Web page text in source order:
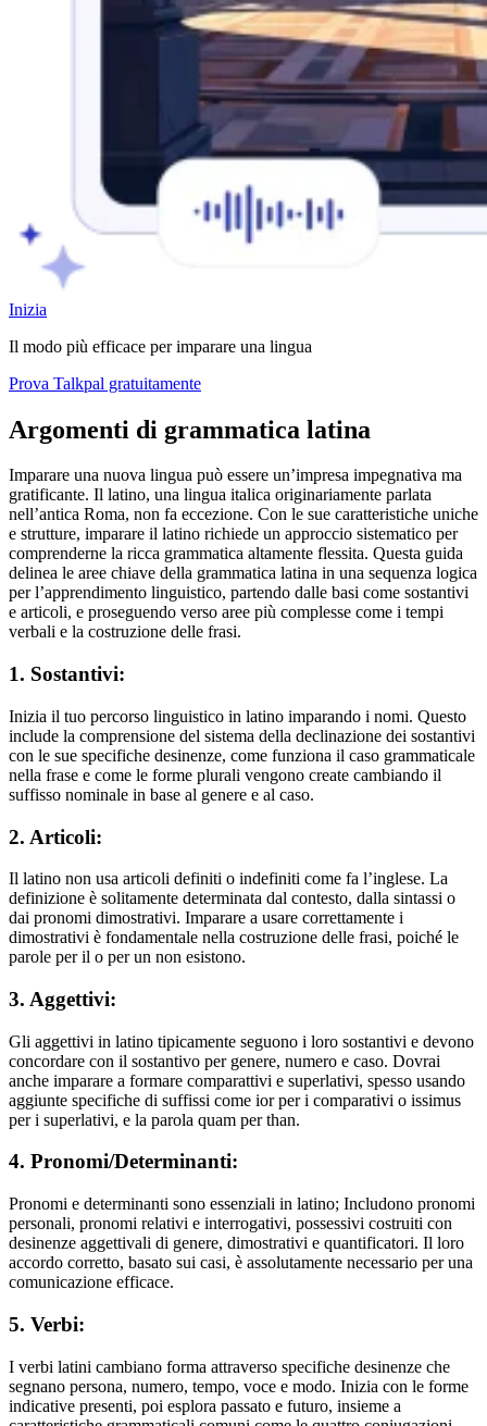
Inizia
Il modo più efficace per imparare una lingua
Prova Talkpal gratuitamente
Argomenti di grammatica latina
Imparare una nuova lingua può essere un’impresa impegnativa ma
gratificante. Il latino, una lingua italica originariamente parlata
nell’antica Roma, non fa eccezione. Con le sue caratteristiche uniche
e strutture, imparare il latino richiede un approccio sistematico per
comprenderne la ricca grammatica altamente flessita. Questa guida
delinea le aree chiave della grammatica latina in una sequenza logica
per l’apprendimento linguistico, partendo dalle basi come sostantivi
e articoli, e proseguendo verso aree più complesse come i tempi
verbali e la costruzione delle frasi.
1. Sostantivi:
Inizia il tuo percorso linguistico in latino imparando i nomi. Questo
include la comprensione del sistema della declinazione dei sostantivi
con le sue specifiche desinenze, come funziona il caso grammaticale
nella frase e come le forme plurali vengono create cambiando il
suffisso nominale in base al genere e al caso.
2. Articoli:
Il latino non usa articoli definiti o indefiniti come fa l’inglese. La
definizione è solitamente determinata dal contesto, dalla sintassi o
dai pronomi dimostrativi. Imparare a usare correttamente i
dimostrativi è fondamentale nella costruzione delle frasi, poiché le
parole per il o per un non esistono.
3. Aggettivi:
Gli aggettivi in latino tipicamente seguono i loro sostantivi e devono
concordare con il sostantivo per genere, numero e caso. Dovrai
anche imparare a formare comparattivi e superlativi, spesso usando
aggiunte specifiche di suffissi come ior per i comparativi o issimus
per i superlativi, e la parola quam per than.
4. Pronomi/Determinanti:
Pronomi e determinanti sono essenziali in latino; Includono pronomi
personali, pronomi relativi e interrogativi, possessivi costruiti con
desinenze aggettivali di genere, dimostrativi e quantificatori. Il loro
accordo corretto, basato sui casi, è assolutamente necessario per una
comunicazione efficace.
5. Verbi:
I verbi latini cambiano forma attraverso specifiche desinenze che
segnano persona, numero, tempo, voce e modo. Inizia con le forme
indicative presenti, poi esplora passato e futuro, insieme a